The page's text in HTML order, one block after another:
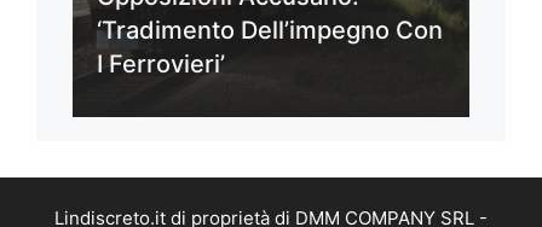
‘Tradimento Dell’impegno Con
I Ferrovieri’
Lindiscreto.it di proprietà di DMM COMPANY SRL -